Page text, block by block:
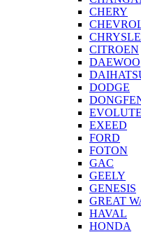
CHERY
CITROEN
DAEWOO
DODGE
EVOLUTE
EXEED
FORD
FOTON
GAC
GEELY
GENESIS
GREAT
HAVAL
HONDA